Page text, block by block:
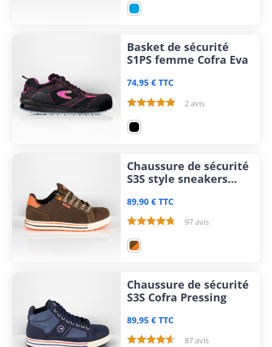
Basket de sécurité
S1PS femme Cofra Eva
74,95 € TTC
2 avis
Chaussure de sécurité
S3S style sneakers
89,90 € TTC
97 avis
Chaussure de sécurité
S3S Cofra Pressing
89,95 € TTC
87 avis